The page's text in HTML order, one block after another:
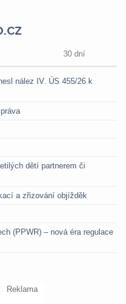
30 dní
nález IV. ÚS 455/26 k
dětí partnerem či
a zřizování objížděk
(PPWR) – nová éra regulace